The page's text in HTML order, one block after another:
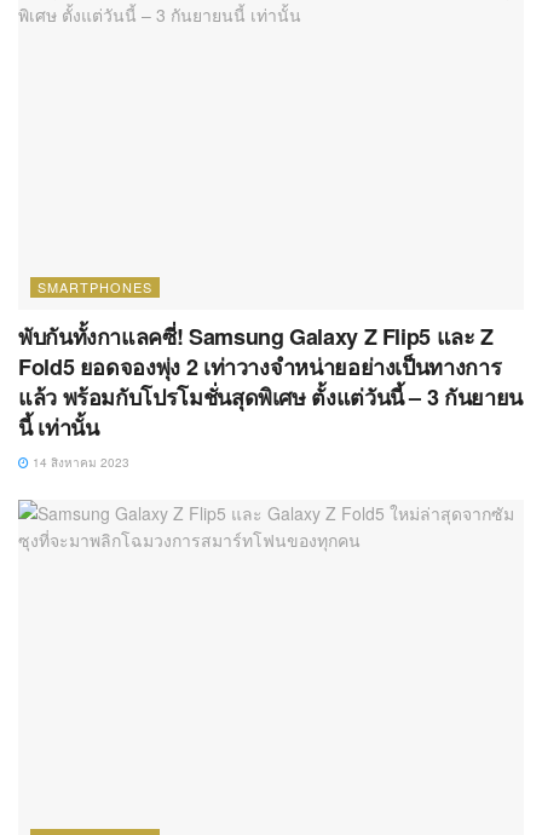
SMARTPHONES
พับกันทั้งกาแลคซี่! Samsung Galaxy Z Flip5 และ Z
Fold5 ยอดจองพุ่ง 2 เท่าวางจำหน่ายอย่างเป็นทางการ
แล้ว พร้อมกับโปรโมชั่นสุดพิเศษ ตั้งแต่วันนี้ – 3 กันยายน
นี้ เท่านั้น
14 สิงหาคม 2023